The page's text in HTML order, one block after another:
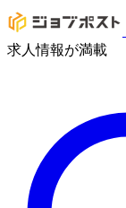
求人情報が満載